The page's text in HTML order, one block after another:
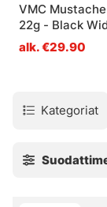
VMC
22g - Black
alk. €29.90
Kategoriat